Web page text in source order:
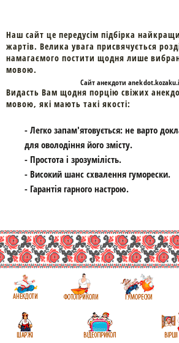
Наш сайт це передусім підбірка
жартів. Велика увага присвячується
намагаємого постити щодня лише
мовою.
Cайтанекдоти
Видасть Вам щодня порцію свіжих
мовою, які мають такі якості:
- Легко запам'ятовується: не варто
для оволодіння його змісту.
- Простота і зрозумілість.
- Високий шанс схвалення гуморески.
- Гарантія гарного настрою.